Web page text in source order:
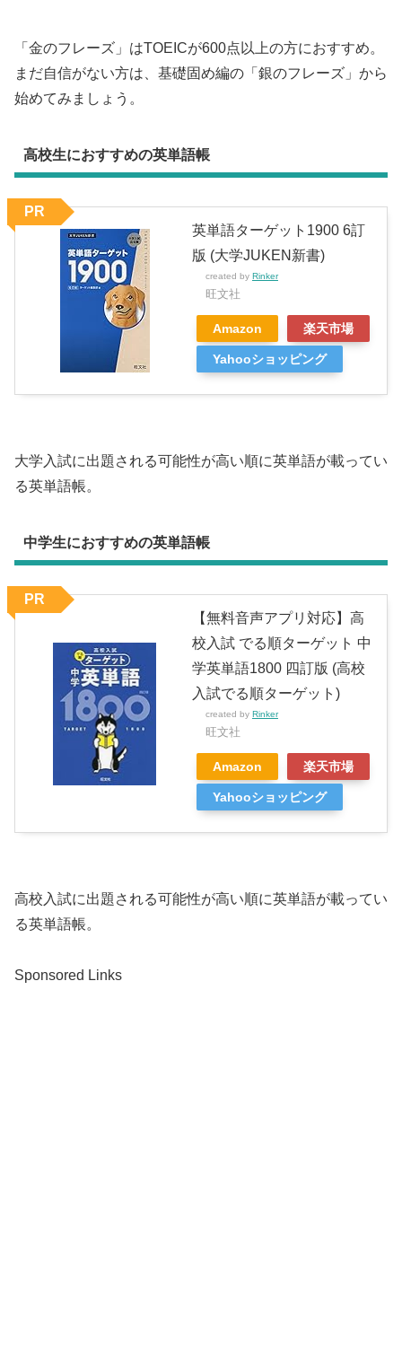
「金のフレーズ」はTOEICが600点以上の方におすすめ。
まだ自信がない方は、基礎固め編の「銀のフレーズ」から
始めてみましょう。
高校生におすすめの英単語帳
英単語ターゲット1900 6訂
版 (大学JUKEN新書)
created by Rinker
旺文社
Amazon 楽天市場
Yahooショッピング
PR
大学入試に出題される可能性が高い順に英単語が載ってい
る英単語帳。
中学生におすすめの英単語帳
【無料音声アプリ対応】高
校入試 でる順ターゲット 中
学英単語1800 四訂版 (高校
入試でる順ターゲット)
created by Rinker
旺文社
Amazon 楽天市場
Yahooショッピング
PR
高校入試に出題される可能性が高い順に英単語が載ってい
る英単語帳。
Sponsored Links